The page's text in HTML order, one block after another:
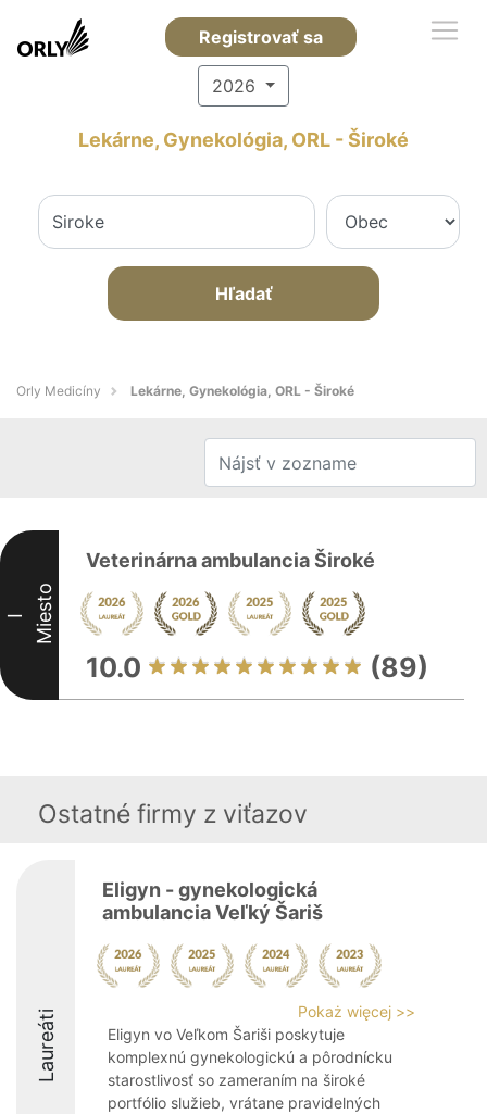
Registrovať sa
2026
Lekárne, Gynekológia, ORL - Široké
Hľadať
Orly Medicíny Lekárne, Gynekológia, ORL - Široké
I Miesto
Veterinárna ambulancia Široké
10.0 (89)
Ostatné firmy z viťazov
Laureáti
Eligyn - gynekologická
ambulancia Veľký Šariš
Pokaż więcej >>
Eligyn vo Veľkom Šariši poskytuje
komplexnú gynekologickú a pôrodnícku
starostlivosť so zameraním na široké
portfólio služieb, vrátane pravidelných